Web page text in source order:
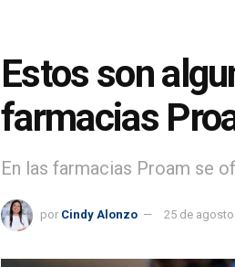
Estos son
farmacias
En las farmacias Proam se
por Cindy Alonzo 25 de